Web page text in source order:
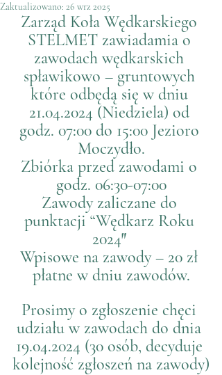
Zaktualizowano: 26 wrz 2025
Zarząd Koła Wędkarskiego
STELMET zawiadamia o
zawodach wędkarskich
spławikowo – gruntowych
które odbędą się w dniu
21.04.2024 (Niedziela) od
godz. 07:00 do 15:00 Jezioro
Moczydło.
Zbiórka przed zawodami o
godz. 06:30-07:00
Zawody zaliczane do
punktacji “Wędkarz Roku
2024″
Wpisowe na zawody – 20 zł
płatne w dniu zawodów.
Prosimy o zgłoszenie chęci
udziału w zawodach do dnia
19.04.2024 (30 osób, decyduje
kolejność zgłoszeń na zawody)